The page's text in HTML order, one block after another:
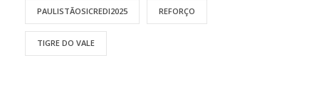
PAULISTÃOSICREDI2025 REFORÇO
TIGRE DO VALE